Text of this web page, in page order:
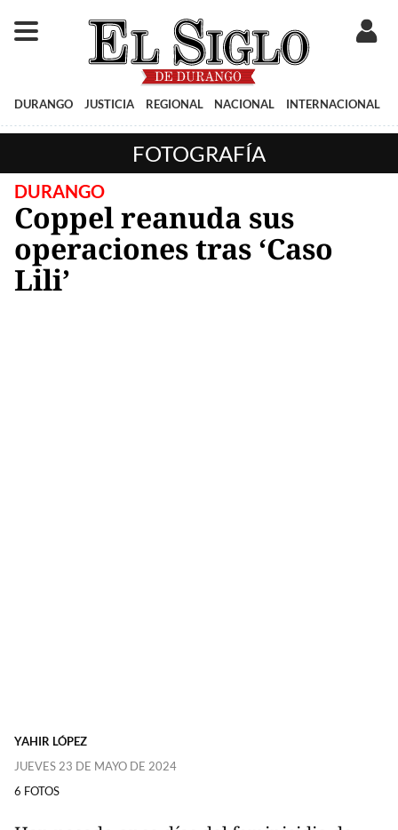
DURANGO JUSTICIA REGIONAL NACIONAL INTERNACIONAL
FOTOGRAFÍA
DURANGO
Coppel reanuda sus
operaciones tras ‘Caso
Lili’
YAHIR LÓPEZ
JUEVES 23 DE MAYO DE 2024
6 FOTOS